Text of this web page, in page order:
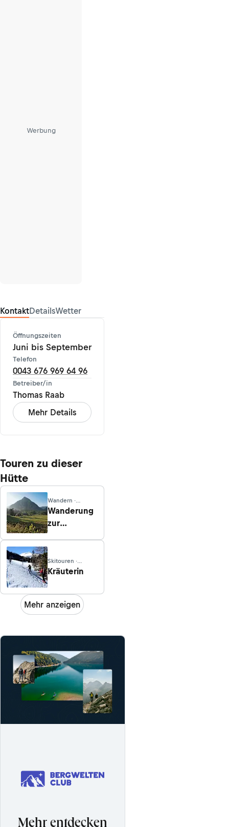
Werbung
KontaktDetailsWetter
Öffnungszeiten
Juni bis September
Telefon
0043 676 969 64 96
Betreiber/in
Thomas Raab
Mehr Details
Touren zu dieser
Hütte
Wandern ·
Steiermark
Wanderung
zur
Almdorf
Skitouren ·
Steiermark
Kräuterin
Mehr anzeigen